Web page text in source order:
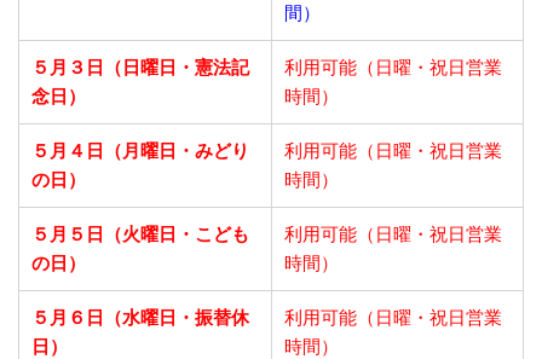
間）
５月３日（日曜日・憲法記
念日）
利用可能（日曜・祝日営業
時間）
５月４日（月曜日・みどり
の日）
利用可能（日曜・祝日営業
時間）
５月５日（火曜日・こども
の日）
利用可能（日曜・祝日営業
時間）
５月６日（水曜日・振替休
日）
利用可能（日曜・祝日営業
時間）